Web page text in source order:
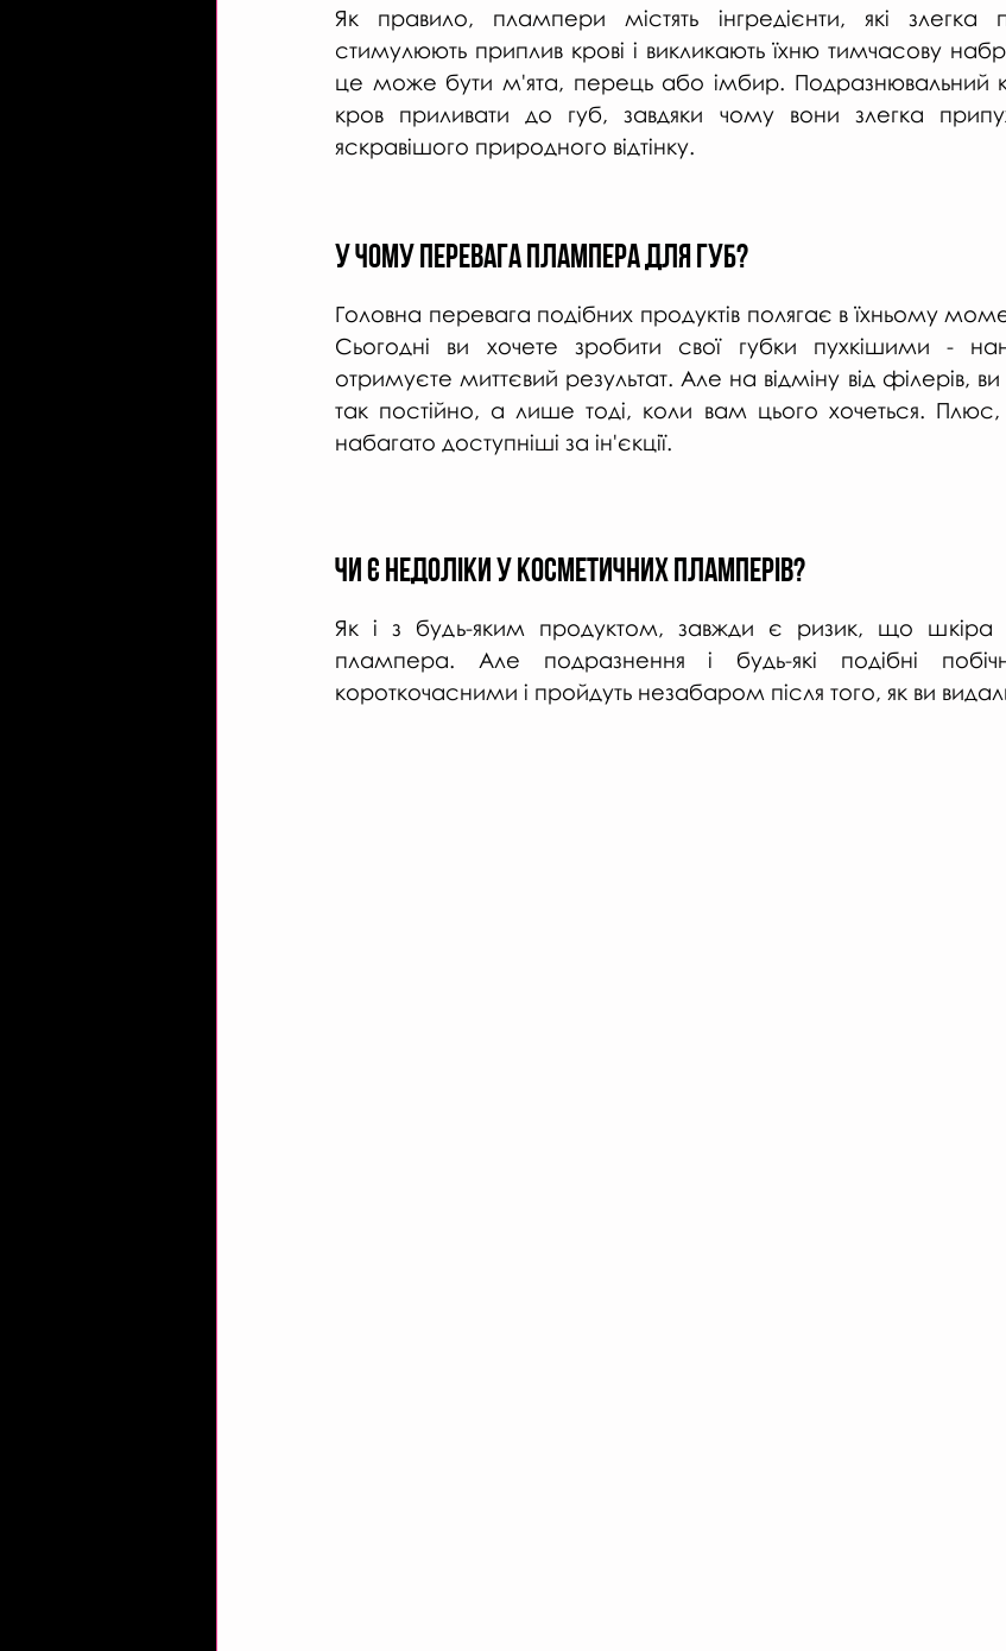
Як правило, плампери містять інгредієнти, які злегка
стимулюють приплив крові і викликають їхню тимчасову
це може бути м'ята, перець або імбир. Подразнювальний
кров приливати до губ, завдяки чому вони злегка
яскравішого природного відтінку.
У чому перевага плампера для губ?
Головна перевага подібних продуктів полягає в їхньому
Сьогодні ви хочете зробити свої губки пухкішими -
отримуєте миттєвий результат. Але на відміну від філерів,
так постійно, а лише тоді, коли вам цього хочеться.
набагато доступніші за ін'єкції.
чи є недоліки у косметичних пламперів?
Як і з будь-яким продуктом, завжди є ризик, що шкіра
плампера. Але подразнення і будь-які подібні
короткочасними і пройдуть незабаром після того, як ви